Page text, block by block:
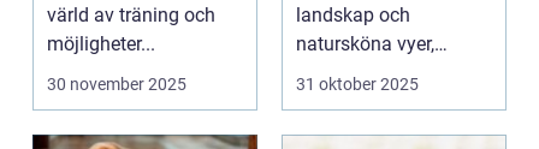
värld av träning och
möjligheter...
30 november 2025
landskap och
natursköna vyer,
erbjuder ...
31 oktober 2025